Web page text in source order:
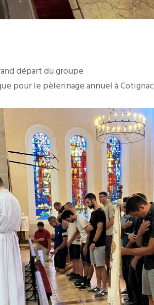
départ du groupe
pour le pèlerinage annuel à Cotignac